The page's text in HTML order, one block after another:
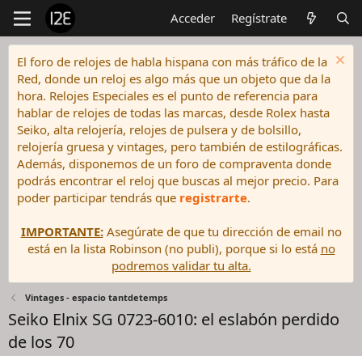
Acceder Regístrate
El foro de relojes de habla hispana con más tráfico de la
Red, donde un reloj es algo más que un objeto que da la
hora. Relojes Especiales es el punto de referencia para
hablar de relojes de todas las marcas, desde Rolex hasta
Seiko, alta relojería, relojes de pulsera y de bolsillo,
relojería gruesa y vintages, pero también de estilográficas.
Además, disponemos de un foro de compraventa donde
podrás encontrar el reloj que buscas al mejor precio. Para
poder participar tendrás que registrarte.
IMPORTANTE:Asegúrate de que tu dirección de email no
está en la lista Robinson (no publi), porque si lo está no
podremos validar tu alta.
Vintages - espacio tantdetemps
Seiko Elnix SG 0723-6010: el eslabón perdido
de los 70